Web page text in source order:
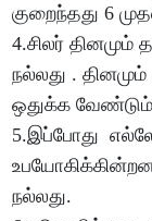
குறைந்தது 6
4.சிலர் தினமும்
நல்லது . தினமும்
ஒதுக்க
5.இப்போது
நல்லது.